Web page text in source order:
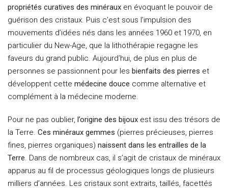
propriétés curatives des minéraux en évoquant le pouvoir de
guérison des cristaux. Puis c’est sous l’impulsion des
mouvements d’idées nés dans les années 1960 et 1970, en
particulier du New-Age, que la lithothérapie regagne les
faveurs du grand public. Aujourd’hui, de plus en plus de
personnes se passionnent pour les bienfaits des pierres et
développent cette médecine douce comme alternative et
complément à la médecine moderne.
Pour ne pas oublier, l’origine des bijoux est issu des trésors de
la Terre. Ces minéraux gemmes (pierres précieuses, pierres
fines, pierres organiques) naissent dans les entrailles de la
Terre. Dans de nombreux cas, il s’agit de cristaux de minéraux
apparus au fil de processus géologiques longs de plusieurs
milliers d’années. Les cristaux sont extraits, taillés, facettés